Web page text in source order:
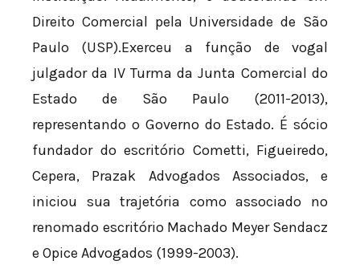
Direito Comercial pela Universidade de São
Paulo (USP).Exerceu a função de vogal
julgador da IV Turma da Junta Comercial do
Estado de São Paulo (2011-2013),
representando o Governo do Estado. É sócio
fundador do escritório Cometti, Figueiredo,
Cepera, Prazak Advogados Associados, e
iniciou sua trajetória como associado no
renomado escritório Machado Meyer Sendacz
e Opice Advogados (1999-2003).